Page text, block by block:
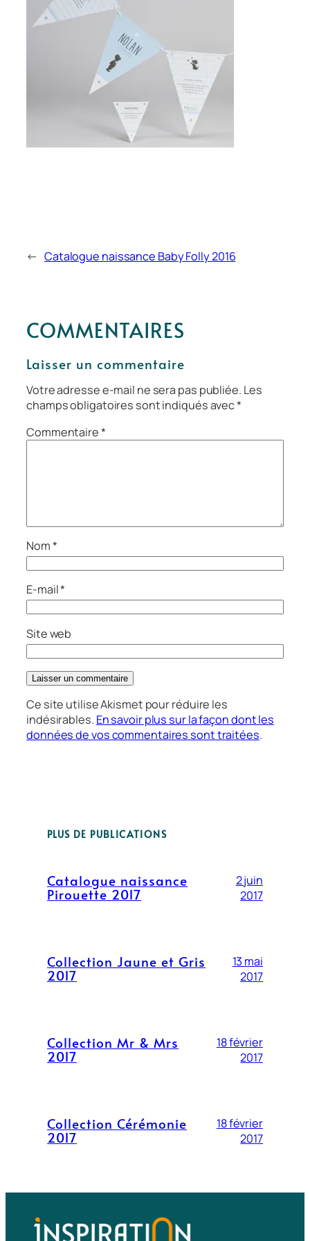
← Catalogue naissance Baby Folly 2016
COMMENTAIRES
Laisser un commentaire
Votre adresse e-mail ne sera pas publiée. Les
champs obligatoires sont indiqués avec*
Commentaire*
Nom*
E-mail*
Site web
Ce site utilise Akismet pour réduire les
indésirables. En savoir plus sur la façon dont les
données de vos commentaires sont traitées.
PLUS DE PUBLICATIONS
Catalogue naissance
Pirouette 2017
2 juin
2017
Collection Jaune et Gris
2017
13 mai
2017
Collection Mr & Mrs
2017
18 février
2017
Collection Cérémonie
2017
18 février
2017